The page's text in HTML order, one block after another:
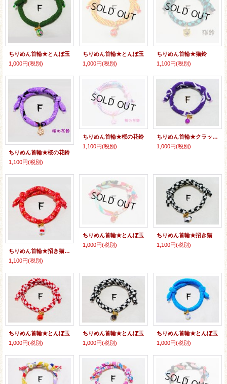
ちりめん首輪★とんぼ玉
1,000円(税別)
ちりめん首輪★とんぼ玉
1,000円(税別)
ちりめん首輪★猫鈴
1,100円(税別)
ちりめん首輪★桜の花鈴
1,100円(税別)
ちりめん首輪★桜の花鈴
1,100円(税別)
ちりめん首輪★クラックビーズ
1,000円(税別)
ちりめん首輪★招き猫（両面）
1,100円(税別)
ちりめん首輪★とんぼ玉
1,000円(税別)
ちりめん首輪★招き猫
1,100円(税別)
ちりめん首輪★とんぼ玉
1,000円(税別)
ちりめん首輪★とんぼ玉
1,000円(税別)
ちりめん首輪★とんぼ玉
1,000円(税別)